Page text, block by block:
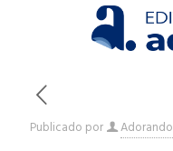
Publicado por Adorando